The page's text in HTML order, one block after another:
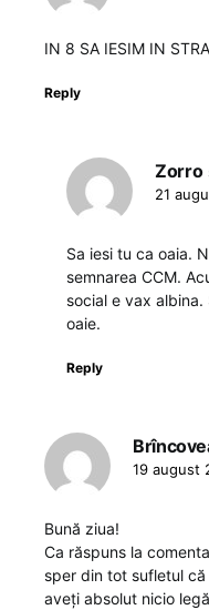
IN 8 SA IESIM IN
Reply
Zorro
21
Sa iesi tu ca oaia.
semnarea CCM.
social e vax
oaie.
Reply
19 august
Bună ziua!
Ca răspuns la
sper din tot sufletul
aveți absolut nicio